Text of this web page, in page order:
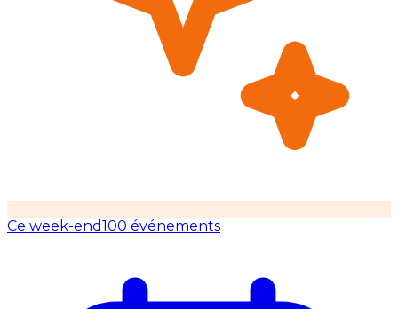
Ce week-end100 événements